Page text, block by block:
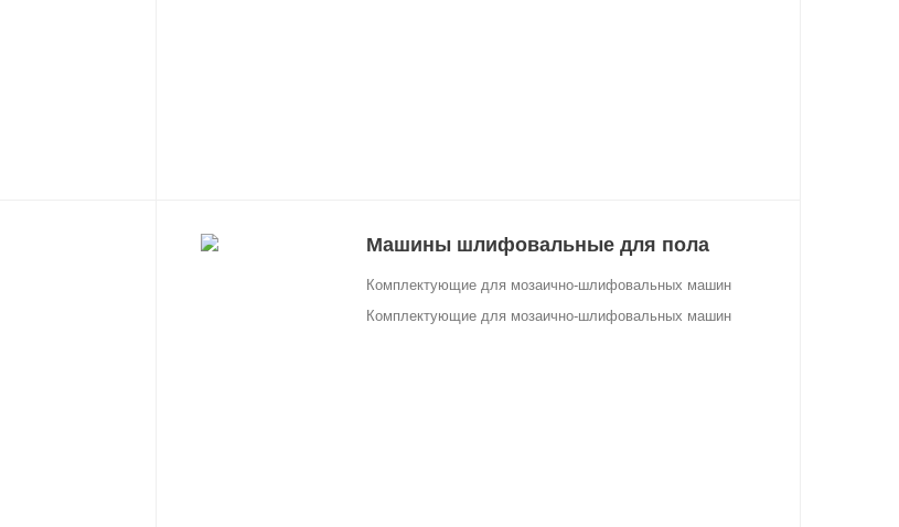
Машины шлифовальные для пола
Комплектующие для мозаично-шлифовальных машин
Комплектующие для мозаично-шлифовальных машин